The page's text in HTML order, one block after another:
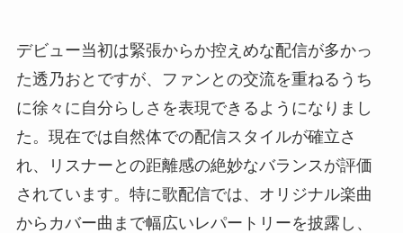
デビュー当初は緊張からか控えめな配信が多かっ
た透乃おとですが、ファンとの交流を重ねるうち
に徐々に自分らしさを表現できるようになりまし
た。現在では自然体での配信スタイルが確立さ
れ、リスナーとの距離感の絶妙なバランスが評価
されています。特に歌配信では、オリジナル楽曲
からカバー曲まで幅広いレパートリーを披露し、